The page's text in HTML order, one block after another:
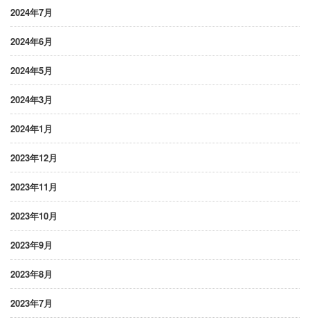
2024年7月
2024年6月
2024年5月
2024年3月
2024年1月
2023年12月
2023年11月
2023年10月
2023年9月
2023年8月
2023年7月